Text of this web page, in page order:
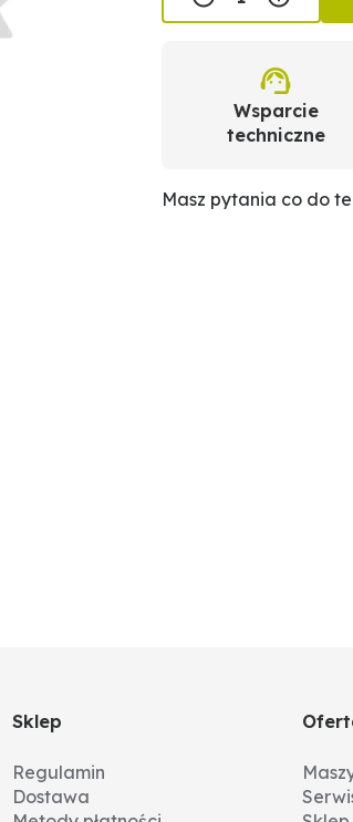
Wsparcie
techniczne
Masz pytania co do
Sklep
Regulamin
Dostawa